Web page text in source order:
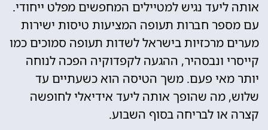
אותה ליעד נגיש למטיילים המחפשים מפלט ייחודי.
עם מספר חברות תעופה המציעות טיסות ישירות
מערים מרכזיות בישראל לשדות תעופה סמוכים כמו
קייסרי ונבסהיר, ההגעה לקפדוקיה הפכה לנוחה
יותר מאי פעם. משך הטיסה הוא כשעתיים עד
שלוש, מה שהופך אותה ליעד אידיאלי לחופשה
קצרה או לבריחה בסוף השבוע.